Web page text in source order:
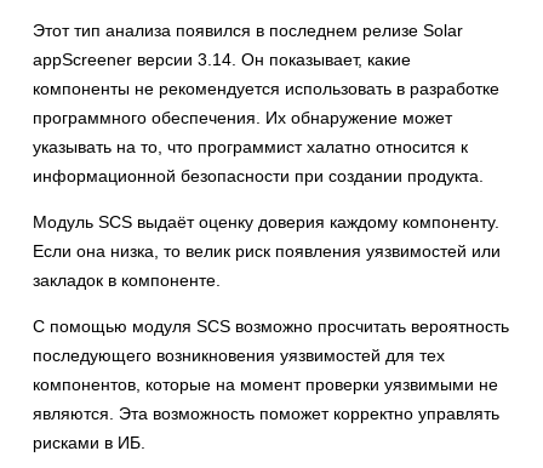
Этот тип анализа появился в последнем релизе Solar
appScreener версии 3.14. Он показывает, какие
компоненты не рекомендуется использовать в разработке
программного обеспечения. Их обнаружение может
указывать на то, что программист халатно относится к
информационной безопасности при создании продукта.
Модуль SCS выдаёт оценку доверия каждому компоненту.
Если она низка, то велик риск появления уязвимостей или
закладок в компоненте.
С помощью модуля SCS возможно просчитать вероятность
последующего возникновения уязвимостей для тех
компонентов, которые на момент проверки уязвимыми не
являются. Эта возможность поможет корректно управлять
рисками в ИБ.